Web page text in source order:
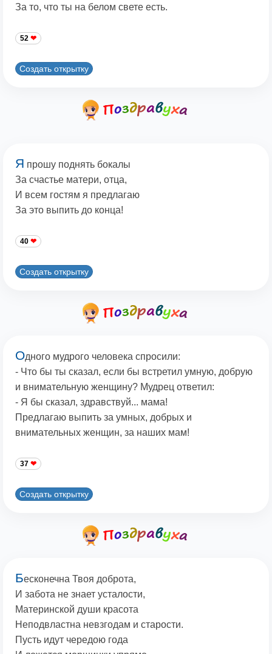
За то, что ты на белом свете есть.
52
Создать открытку
Я прошу поднять бокалы
За счастье матери, отца,
И всем гостям я предлагаю
За это выпить до конца!
40
Создать открытку
Одного мудрого человека спросили:
- Что бы ты сказал, если бы встретил умную, добрую
и внимательную женщину? Мудрец ответил:
- Я бы сказал, здравствуй... мама!
Предлагаю выпить за умных, добрых и
внимательных женщин, за наших мам!
37
Создать открытку
Бесконечна Твоя доброта,
И забота не знает усталости,
Материнской души красота
Неподвластна невзгодам и старости.
Пусть идут чередою года